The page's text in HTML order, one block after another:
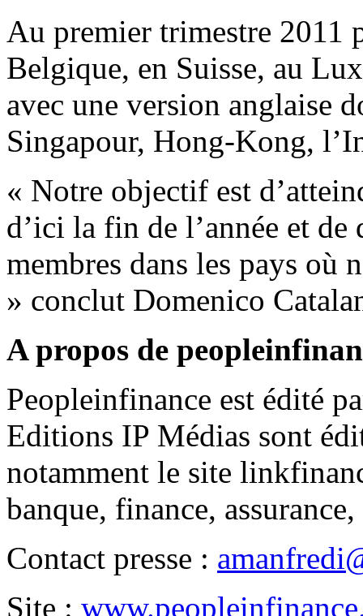
Au premier trimestre 2011
Belgique, en Suisse, au
avec une version anglaise
Singapour, Hong-Kong,
« Notre objectif est
d’ici la fin de l’année et de
membres dans les pays où
» conclut Domenico
A propos de
Peopleinfinance est édité
Editions IP Médias sont
notamment le site
banque, finance,
Contact presse :
Site :